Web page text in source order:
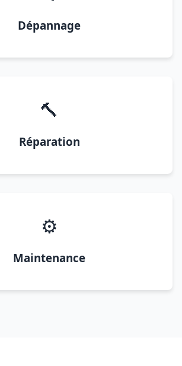
Dépannage
🔨
Réparation
⚙️
Maintenance